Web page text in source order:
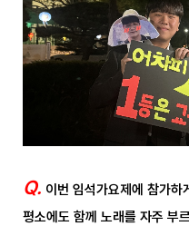
Q. 이번 임석가요제에 참가
평소에도 함께 노래를 자주 부